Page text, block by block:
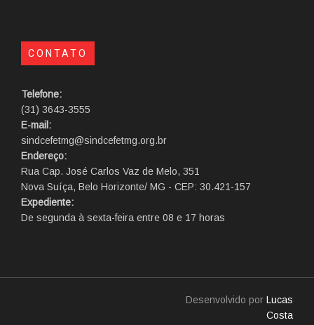
CONTATO
Telefone:
(31) 3643-3555
E-mail:
sindcefetmg@sindcefetmg.org.br
Endereço:
Rua Cap. José Carlos Vaz de Melo, 351
Nova Suíça, Belo Horizonte/ MG - CEP: 30.421-157
Expediente:
De segunda à sexta-feira entre 08 e 17 horas
Desenvolvido por Lucas
Costa